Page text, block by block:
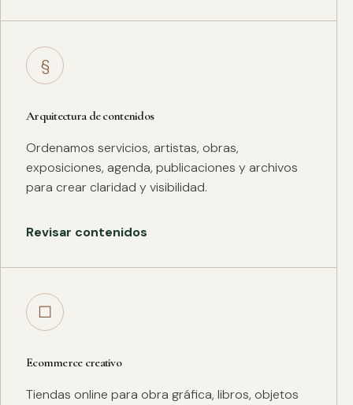
§
Arquitectura de contenidos
Ordenamos servicios, artistas, obras,
exposiciones, agenda, publicaciones y archivos
para crear claridad y visibilidad.
Revisar contenidos
□
Ecommerce creativo
Tiendas online para obra gráfica, libros, objetos